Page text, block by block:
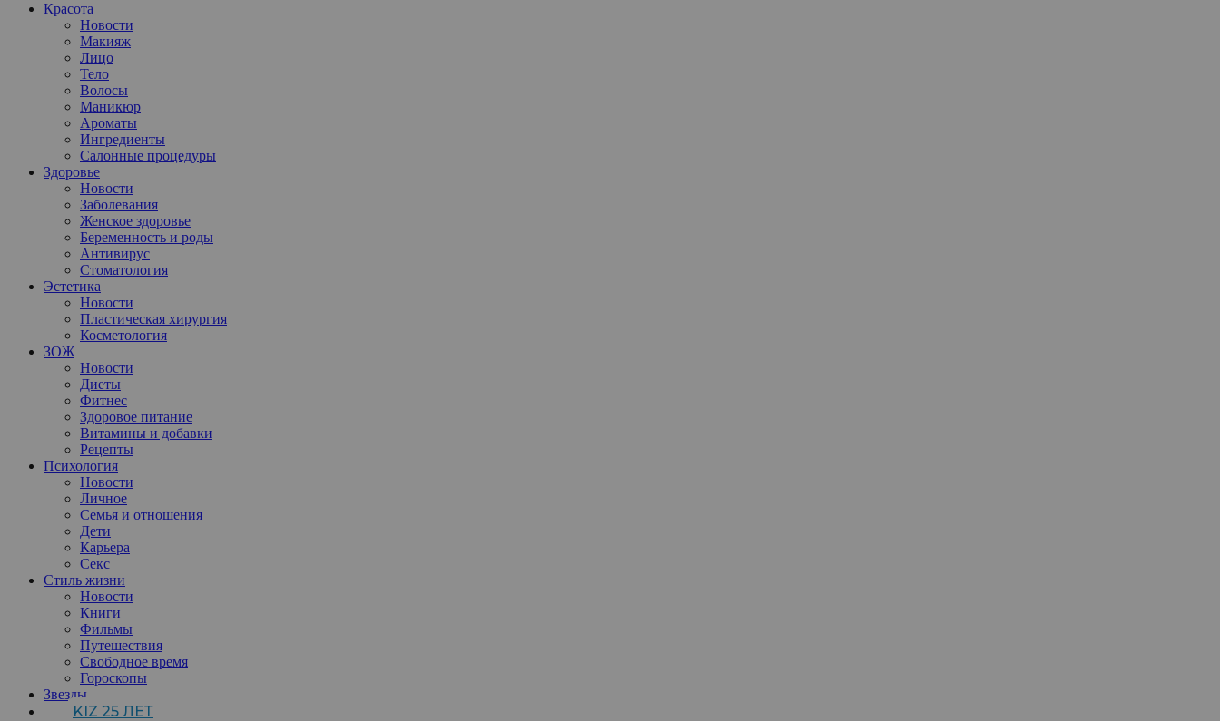
Красота
Новости
Макияж
Лицо
Тело
Волосы
Маникюр
Ароматы
Ингредиенты
Салонные процедуры
Здоровье
Новости
Заболевания
Женское здоровье
Беременность и роды
Антивирус
Стоматология
Эстетика
Новости
Пластическая хирургия
Косметология
ЗОЖ
Новости
Диеты
Фитнес
Здоровое питание
Витамины и добавки
Рецепты
Психология
Новости
Личное
Семья и отношения
Дети
Карьера
Секс
Стиль жизни
Новости
Книги
Фильмы
Путешествия
Свободное время
Гороскопы
Звезды
KIZ 25 ЛЕТ